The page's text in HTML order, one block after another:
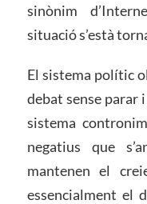
sinònim
situació s’està
El sistema polític
debat sense parar
sistema
negatius que
mantenen el
essencialment el